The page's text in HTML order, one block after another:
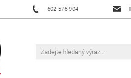
602 576 904